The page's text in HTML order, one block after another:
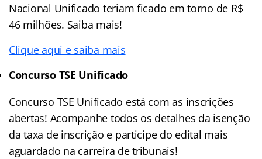
Nacional Unificado teriam ficado em torno de R$
46 milhões. Saiba mais!
Clique aqui e saiba mais
Concurso TSE Unificado
Concurso TSE Unificado está com as inscrições
abertas! Acompanhe todos os detalhes da isenção
da taxa de inscrição e participe do edital mais
aguardado na carreira de tribunais!